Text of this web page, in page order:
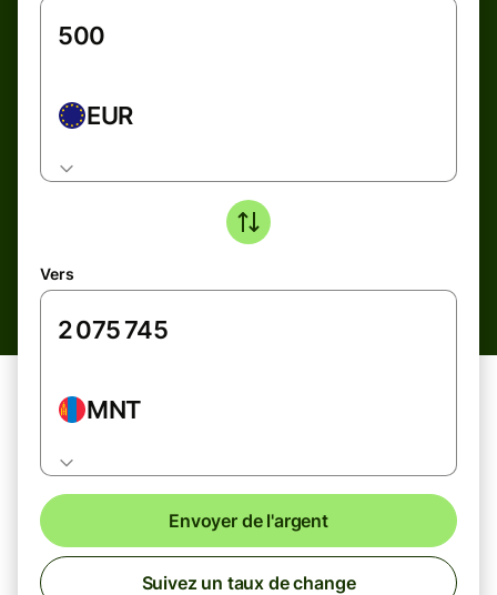
EUR
Vers
MNT
Envoyer de l'argent
Suivez un taux de change